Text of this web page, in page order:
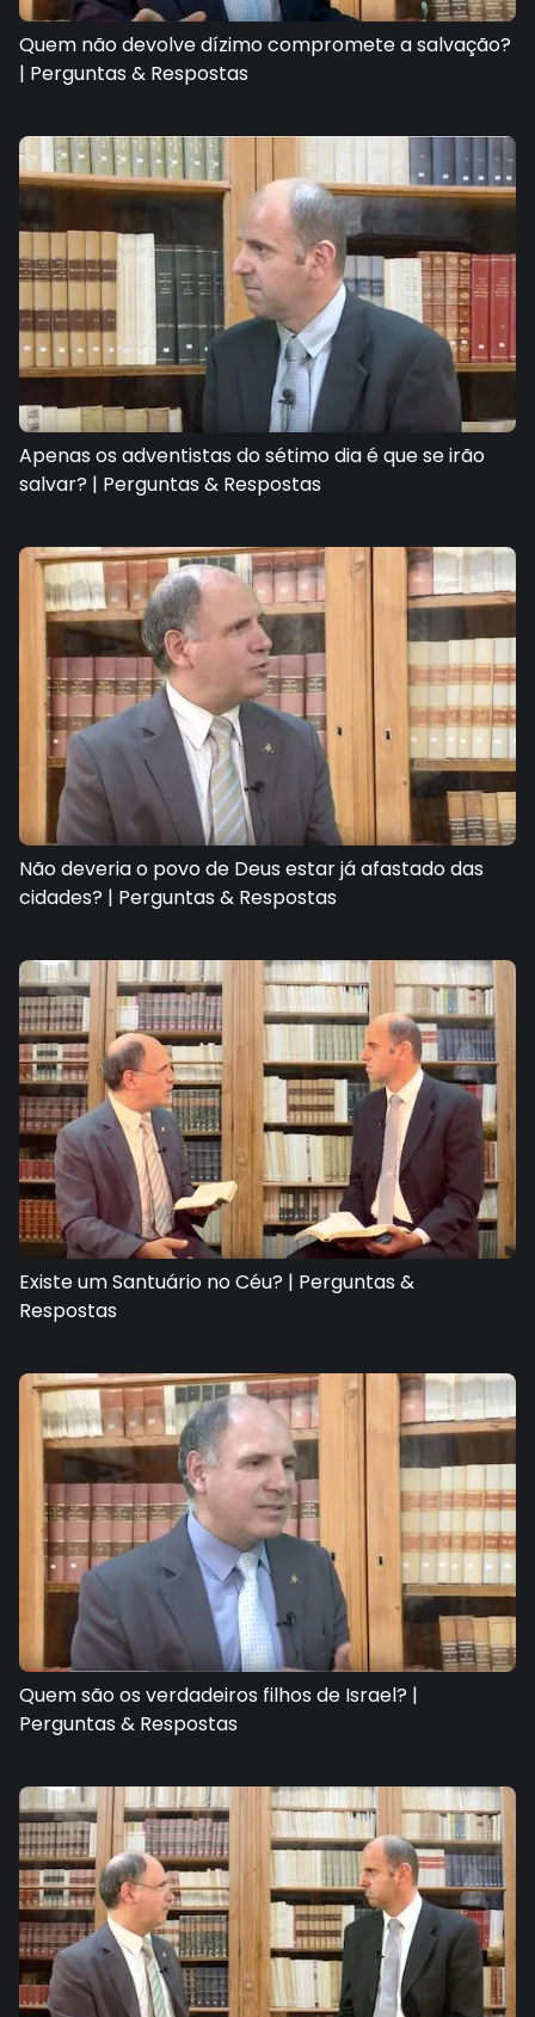
Quem não devolve dízimo compromete a salvação?
| Perguntas & Respostas
Apenas os adventistas do sétimo dia é que se irão
salvar? | Perguntas & Respostas
Não deveria o povo de Deus estar já afastado das
cidades? | Perguntas & Respostas
Existe um Santuário no Céu? | Perguntas &
Respostas
Quem são os verdadeiros filhos de Israel? |
Perguntas & Respostas